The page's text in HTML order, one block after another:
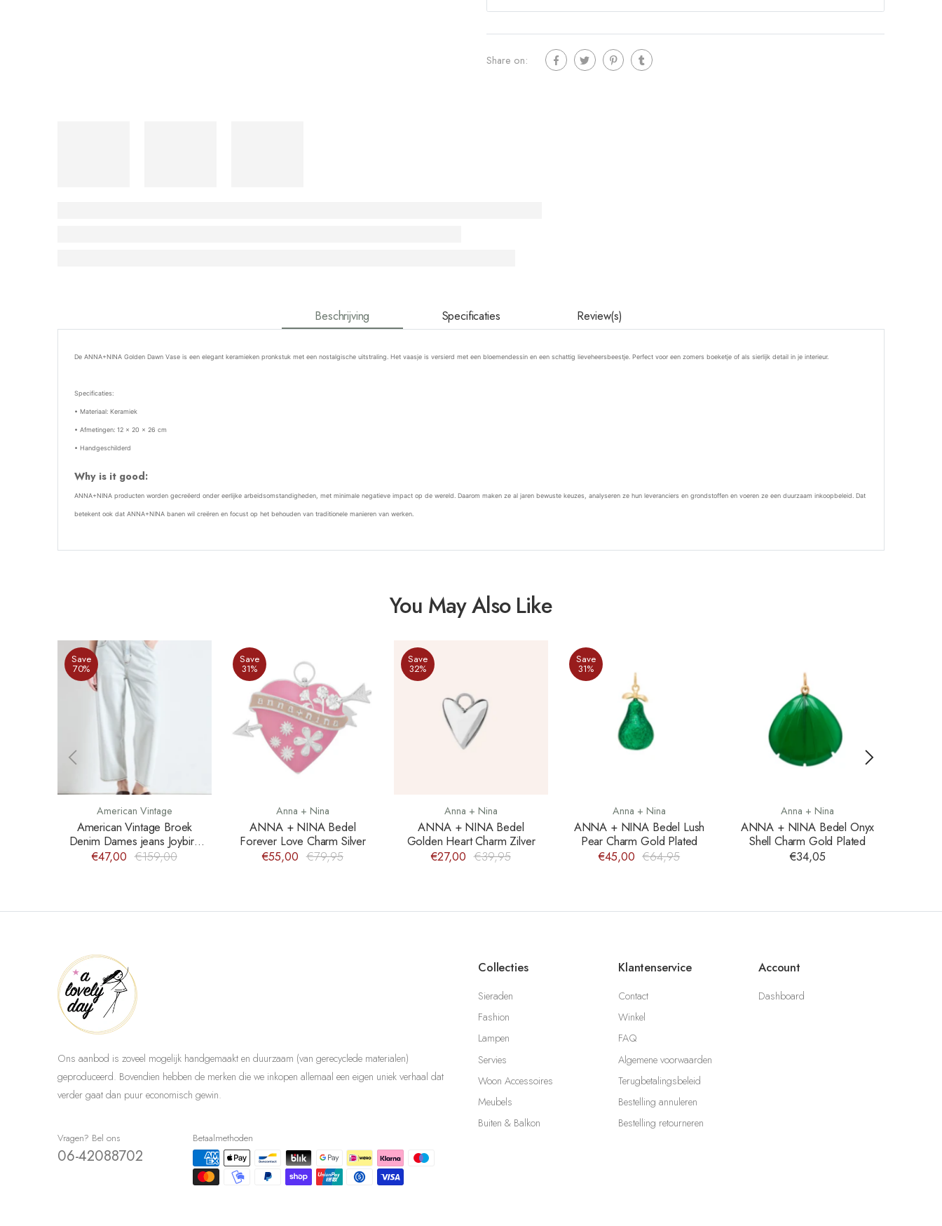
Share on:
Beschrijving Specificaties Review(s)
De ANNA+NINA Golden Dawn Vase is een elegant keramieken pronkstuk met een nostalgische uitstraling. Het vaasje is versierd met een bloemendessin en een schattig lieveheersbeestje. Perfect voor een zomers boeketje of als sierlijk detail in je interieur.
Specificaties:
• Materiaal: Keramiek
• Afmetingen: 12 x 20 x 26 cm
• Handgeschilderd
Why is it good:
ANNA+NINA producten worden gecreëerd onder eerlijke arbeidsomstandigheden, met minimale negatieve impact op de wereld. Daarom maken ze al jaren bewuste keuzes, analyseren ze hun leveranciers en grondstoffen en voeren ze een duurzaam inkoopbeleid. Dat
betekent ook dat ANNA+NINA banen wil creëren en focust op het behouden van traditionele manieren van werken.
You May Also Like
Save
70%
American Vintage
American Vintage Broek
Denim Dames jeans Joybird
JOY11JE26
€47,00 €159,00
Save
31%
Anna + Nina
ANNA + NINA Bedel
Forever Love Charm Silver
€55,00 €79,95
Save
32%
Anna + Nina
ANNA + NINA Bedel
Golden Heart Charm Zilver
€27,00 €39,95
Save
31%
Anna + Nina
ANNA + NINA Bedel Lush
Pear Charm Gold Plated
€45,00 €64,95
Anna + Nina
ANNA + NINA Bedel Onyx
Shell Charm Gold Plated
€34,05
Ons aanbod is zoveel mogelijk handgemaakt en duurzaam (van gerecyclede materialen)
geproduceerd. Bovendien hebben de merken die we inkopen allemaal een eigen uniek verhaal dat
verder gaat dan puur economisch gewin.
Vragen? Bel ons
06-42088702
Betaalmethoden
Collecties
Sieraden
Fashion
Lampen
Servies
Woon Accessoires
Meubels
Buiten & Balkon
Klantenservice
Contact
Winkel
FAQ
Algemene voorwaarden
Terugbetalingsbeleid
Bestelling annuleren
Bestelling retourneren
Account
Dashboard